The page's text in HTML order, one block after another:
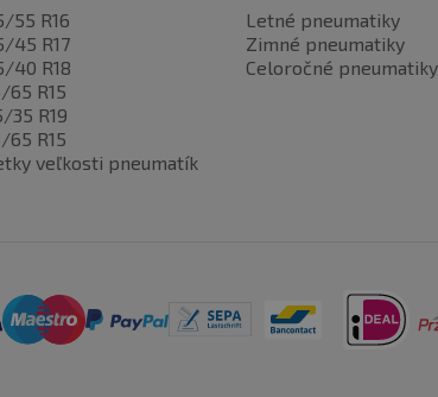
55 R16
45 R17
40 R18
65 R15
35 R19
65 R15
veľkosti pneumatík
Letné pneumatiky
Zimné pneumatiky
Celoročné pneumatiky